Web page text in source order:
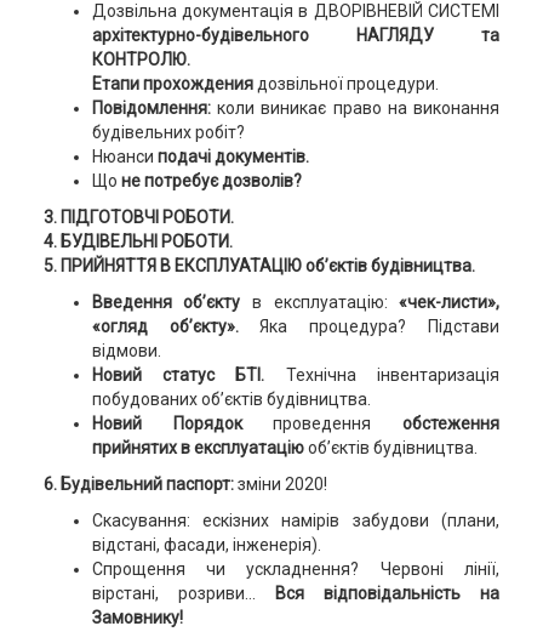
Дозвільна документація в ДВОРІВНЕВІЙ СИСТЕМІ
архітектурно-будівельного НАГЛЯДУ та
КОНТРОЛЮ.
Етапи прохождениядозвільної процедури.
Повідомлення:коли виникає право на виконання
будівельних робіт?
Нюанси подачі документів.
Що не потребує дозволів?
3. ПІДГОТОВЧІ РОБОТИ.
4. БУДІВЕЛЬНІ РОБОТИ.
5. ПРИЙНЯТТЯ В ЕКСПЛУАТАЦІЮ об’єктів будівництва.
Введення об’єкту в експлуатацію:«чек-листи»,
«огляд об’єкту».Яка процедура? Підстави
відмови.
Новий статус БТІ. Технічна інвентаризація
побудованих об’єктів будівництва.
Новий Порядокпроведенняобстеження
прийнятих в експлуатаціюоб’єктів будівництва.
6. Будівельний паспорт:зміни 2020!
Скасування: ескізних намірів забудови (плани,
відстані, фасади, інженерія).
Спрощення чи ускладнення? Червоні лінії,
вірстані, розриви...
Вся відповідальність на
Замовнику!